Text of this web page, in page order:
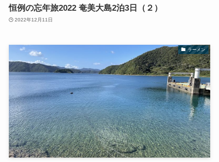
恒例の忘年旅2022 奄美大島2泊3日（２）
2022年12月11日
ラーメン